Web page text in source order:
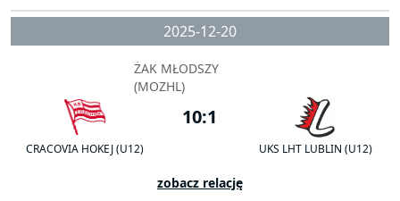
2025-12-20
ŻAK MŁODSZY
(MOZHL)
CRACOVIA HOKEJ (U12)
10:1
UKS LHT LUBLIN (U12)
zobacz relację